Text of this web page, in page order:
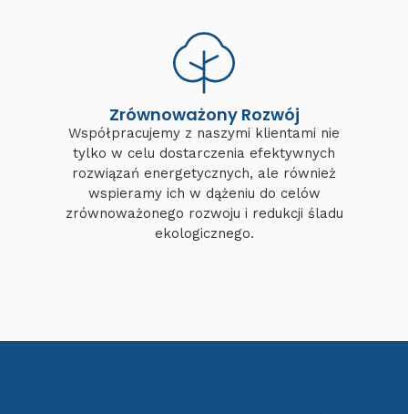
Zrównoważony Rozwój
Współpracujemy z naszymi klientami nie
tylko w celu dostarczenia efektywnych
rozwiązań energetycznych, ale również
wspieramy ich w dążeniu do celów
zrównoważonego rozwoju i redukcji śladu
ekologicznego.